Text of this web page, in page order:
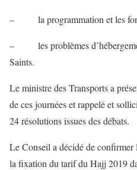
– la programmation et les
– les problèmes
Saints.
Le ministre des Transports a
de ces journées et rappelé et
24 résolutions issues des débats.
Le Conseil a décidé de
la fixation du tarif du Hajj 2019